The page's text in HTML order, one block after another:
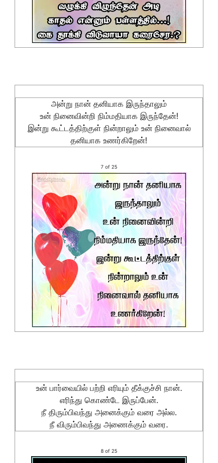
அன்று நான் தனியாக இருந்தாலும்
உன் நினைவின்றி நிம்மதியாக இருந்தேன்!
இன்று கூட்டத்திற்குள் நின்றாலும் உன் நினைவால்
தனியாக உணர்கிறேன்!
7 of 25
உன் பார்வையில் பற்றி எரியும் தீக்குச்சி நான்.
எரிந்து கொண்டே இருப்பேன்.
நீ திரும்பிவந்து அனைக்கும் வரை அல்ல.
நீ விரும்பிவந்து அணைக்கும் வரை.
8 of 25